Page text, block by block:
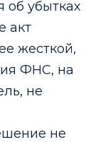
об убытках
акт
жесткой,
ФНС, на
не
не